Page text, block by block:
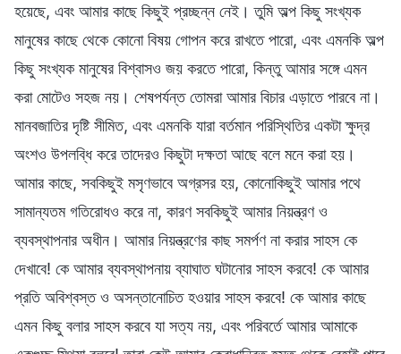
হয়েছে, এবং আমার কাছে কিছুই প্রচ্ছন্ন নেই। তুমি অল্প কিছু সংখ্যক
মানুষের কাছে থেকে কোনো বিষয় গোপন করে রাখতে পারো, এবং এমনকি অল্প
কিছু সংখ্যক মানুষের বিশ্বাসও জয় করতে পারো, কিন্তু আমার সঙ্গে এমন
করা মোটেও সহজ নয়। শেষপর্যন্ত তোমরা আমার বিচার এড়াতে পারবে না।
মানবজাতির দৃষ্টি সীমিত, এবং এমনকি যারা বর্তমান পরিস্থিতির একটা ক্ষুদ্র
অংশও উপলব্ধি করে তাদেরও কিছুটা দক্ষতা আছে বলে মনে করা হয়।
আমার কাছে, সবকিছুই মসৃণভাবে অগ্রসর হয়, কোনোকিছুই আমার পথে
সামান্যতম গতিরোধও করে না, কারণ সবকিছুই আমার নিয়ন্ত্রণ ও
ব্যবস্থাপনার অধীন। আমার নিয়ন্ত্রণের কাছ সমর্পণ না করার সাহস কে
দেখাবে! কে আমার ব্যবস্থাপনায় ব্যাঘাত ঘটানোর সাহস করবে! কে আমার
প্রতি অবিশ্বস্ত ও অসন্তানোচিত হওয়ার সাহস করবে! কে আমার কাছে
এমন কিছু বলার সাহস করবে যা সত্য নয়, এবং পরিবর্তে আমার আমাকে